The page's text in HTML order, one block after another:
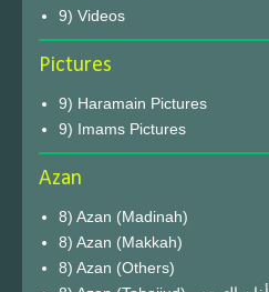
9) Videos
Pictures
9) Haramain Pictures
9) Imams Pictures
Azan
8) Azan (Madinah)
8) Azan (Makkah)
8) Azan (Others)